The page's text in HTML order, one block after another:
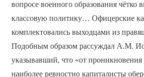
вопросе военного образования чётко
классовую политику… Офицерские
комплектовались выходцами из
Подобным образом рассуждал А.М.
указывавший, что «от проникновения
наиболее ревностно капиталисты